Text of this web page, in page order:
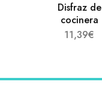
Disfraz de
cocinera
11,39€